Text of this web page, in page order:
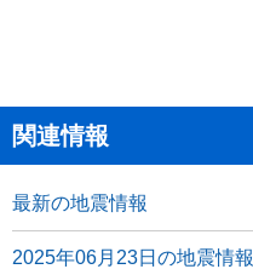
関連情報
最新の地震情報
2025年06月23日の地震情報